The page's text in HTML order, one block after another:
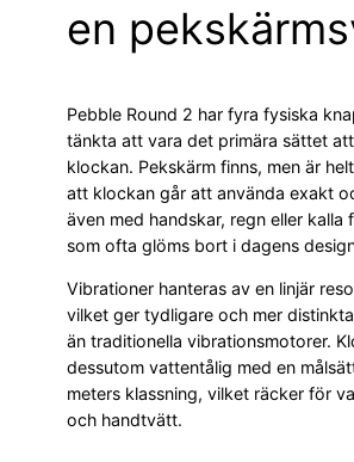
en
Pebble Round 2 har fyra fysiska
tänkta att vara det primära sättet
klockan. Pekskärm finns, men är
att klockan går att använda exakt
även med handskar, regn eller kalla
som ofta glöms bort i dagens
Vibrationer hanteras av en linjär
vilket ger tydligare och mer
än traditionella vibrationsmotorer.
dessutom vattentålig med en
meters klassning, vilket räcker för
och handtvätt.